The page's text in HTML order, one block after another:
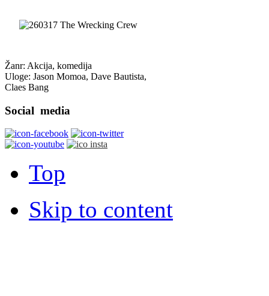
Žanr: Akcija, komedija
Uloge: Jason Momoa, Dave Bautista,
Claes Bang
Social media
Top
Skip to content